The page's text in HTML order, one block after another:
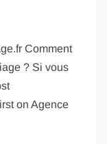
Comment
? Si vous
on Agence